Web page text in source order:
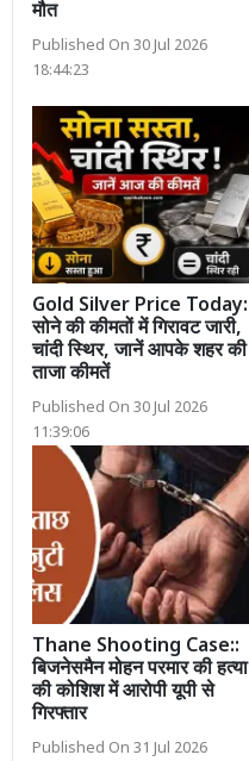
मौत
Published On 30 Jul 2026
18:44:23
Gold Silver Price Today:
सोने की कीमतों में गिरावट जारी,
चांदी स्थिर, जानें आपके शहर की
ताजा कीमतें
Published On 30 Jul 2026
11:39:06
Thane Shooting Case::
बिजनेसमैन मोहन परमार की हत्या
की कोशिश में आरोपी यूपी से
गिरफ्तार
Published On 31 Jul 2026